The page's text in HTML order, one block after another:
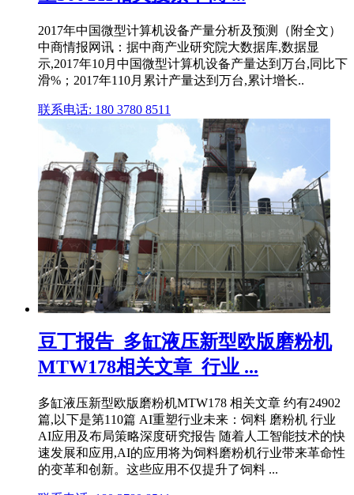
2017年中国微型计算机设备产量分析及预测（附全文）
中商情报网讯：据中商产业研究院大数据库,数据显
示,2017年10月中国微型计算机设备产量达到万台,同比下
滑%；2017年110月累计产量达到万台,累计增长..
联系电话: 180 3780 8511
豆丁报告_多缸液压新型欧版磨粉机
MTW178相关文章_行业 ...
多缸液压新型欧版磨粉机MTW178 相关文章 约有24902
篇,以下是第110篇 AI重塑行业未来：饲料 磨粉机 行业
AI应用及布局策略深度研究报告 随着人工智能技术的快
速发展和应用,AI的应用将为饲料磨粉机行业带来革命性
的变革和创新。这些应用不仅提升了饲料 ...